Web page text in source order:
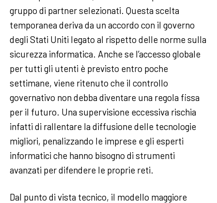
gruppo di partner selezionati. Questa scelta
temporanea deriva da un accordo con il governo
degli Stati Uniti legato al rispetto delle norme sulla
sicurezza informatica. Anche se l’accesso globale
per tutti gli utenti è previsto entro poche
settimane, viene ritenuto che il controllo
governativo non debba diventare una regola fissa
per il futuro. Una supervisione eccessiva rischia
infatti di rallentare la diffusione delle tecnologie
migliori, penalizzando le imprese e gli esperti
informatici che hanno bisogno di strumenti
avanzati per difendere le proprie reti.
Dal punto di vista tecnico, il modello maggiore